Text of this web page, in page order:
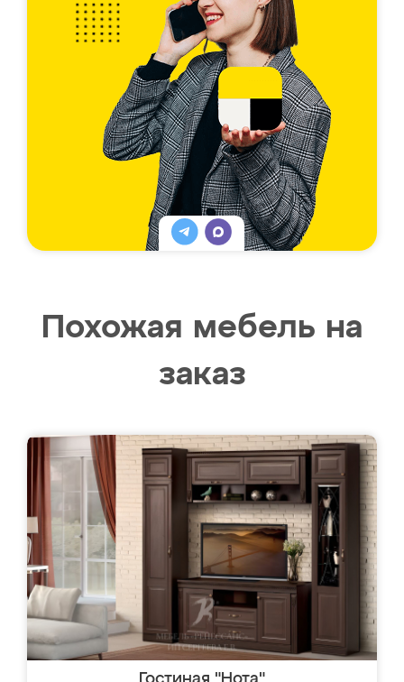
Похожая мебель на
заказ